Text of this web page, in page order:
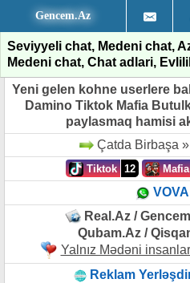
Gencem.Az
Seviyyeli chat, Medeni chat,
Medeni chat, Chat adlari,
Yeni gelen kohne userlere
Damino Tiktok Mafia
paylasmaq hamisi
Çatda Birbaşa »
Tiktok 12 Mafia
Real.Az /
Qubam.Az /
Yalnız Mədəni
Reklam